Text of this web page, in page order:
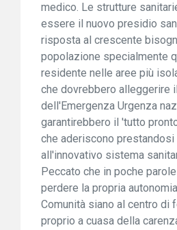
medico. Le strutture
essere il nuovo presidio
risposta al crescente
popolazione specialmente
residente nelle aree più
che dovrebbero alleggerire
dell'Emergenza Urgenza
garantirebbero il 'tutto
che aderiscono
all'innovativo sistema
Peccato che in poche
perdere la propria
Comunità siano al centro di
proprio a cuasa della